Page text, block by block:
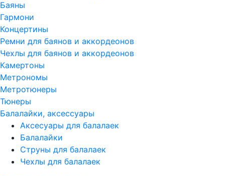
Баяны
Гармони
Концертины
Ремни для баянов и аккордеонов
Чехлы для баянов и аккордеонов
Камертоны
Метрономы
Метротюнеры
Тюнеры
Балалайки, аксессуары
Аксесуары для балалаек
Балалайки
Струны для балалаек
Чехлы для балалаек